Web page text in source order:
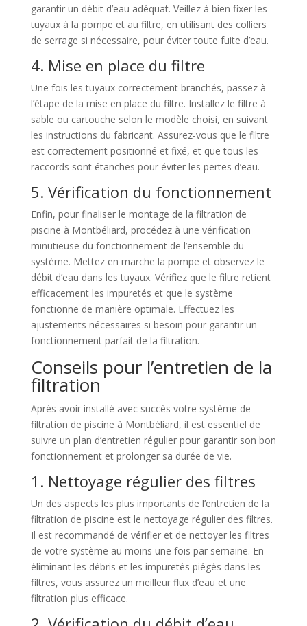
garantir un débit d’eau adéquat. Veillez à bien fixer les
tuyaux à la pompe et au filtre, en utilisant des colliers
de serrage si nécessaire, pour éviter toute fuite d’eau.
4. Mise en place du filtre
Une fois les tuyaux correctement branchés, passez à
l’étape de la mise en place du filtre. Installez le filtre à
sable ou cartouche selon le modèle choisi, en suivant
les instructions du fabricant. Assurez-vous que le filtre
est correctement positionné et fixé, et que tous les
raccords sont étanches pour éviter les pertes d’eau.
5. Vérification du fonctionnement
Enfin, pour finaliser le montage de la filtration de
piscine à Montbéliard, procédez à une vérification
minutieuse du fonctionnement de l’ensemble du
système. Mettez en marche la pompe et observez le
débit d’eau dans les tuyaux. Vérifiez que le filtre retient
efficacement les impuretés et que le système
fonctionne de manière optimale. Effectuez les
ajustements nécessaires si besoin pour garantir un
fonctionnement parfait de la filtration.
Conseils pour l’entretien de la
filtration
Après avoir installé avec succès votre système de
filtration de piscine à Montbéliard, il est essentiel de
suivre un plan d’entretien régulier pour garantir son bon
fonctionnement et prolonger sa durée de vie.
1. Nettoyage régulier des filtres
Un des aspects les plus importants de l’entretien de la
filtration de piscine est le nettoyage régulier des filtres.
Il est recommandé de vérifier et de nettoyer les filtres
de votre système au moins une fois par semaine. En
éliminant les débris et les impuretés piégés dans les
filtres, vous assurez un meilleur flux d’eau et une
filtration plus efficace.